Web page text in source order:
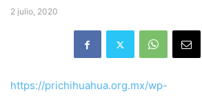
2 julio, 2020
https://prichihuahua.org.mx/wp-